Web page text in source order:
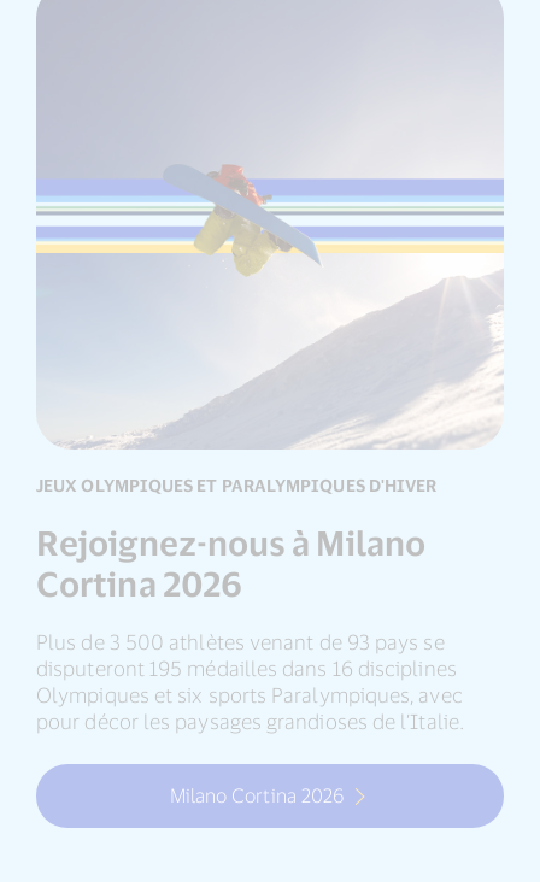
JEUX OLYMPIQUES ET PARALYMPIQUES D'HIVER
Rejoignez-nous à Milano
Cortina 2026
Plus de 3 500 athlètes venant de 93 pays se
disputeront 195 médailles dans 16 disciplines
Olympiques et six sports Paralympiques, avec
pour décor les paysages grandioses de l’Italie.
Milano Cortina 2026